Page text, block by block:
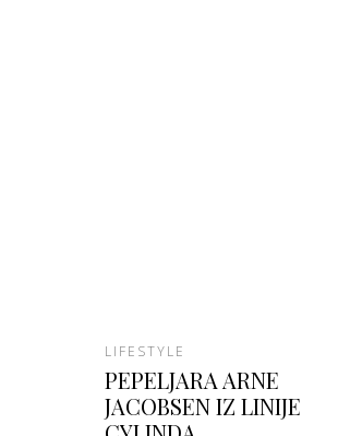
LIFESTYLE
PEPELJARA ARNE
JACOBSEN IZ LINIJE